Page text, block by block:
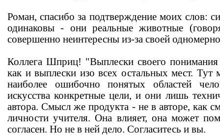
Роман, спасибо за подтверждение моих слов:
одинаковы - они реальные животные
совершенно неинтересны из-за своей
Коллега Шприц! "Выплески своего
как и выплески изо всех остальных мест. Тут
наиболее ошибочно понятых областей
искусства конкретные цели, и они лишь
автора. Смысл же продукта - не в авторе, как
личности учителя. Она влияет, она может
согласен. Но не в ней дело. Согласитесь и вы.